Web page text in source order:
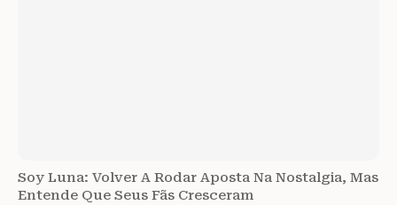
Soy Luna: Volver A Rodar Aposta Na Nostalgia, Mas
Entende Que Seus Fãs Cresceram